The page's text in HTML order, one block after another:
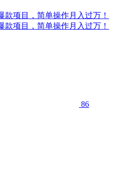
项目，简单操作月入过万！
项目，简单操作月入过万！
86